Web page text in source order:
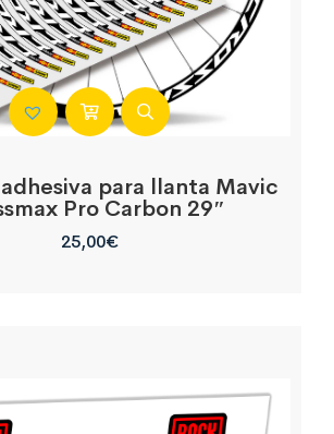
para llanta Mavic
Pro Carbon 29″
25,00€